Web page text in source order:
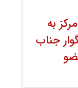
به
جناب